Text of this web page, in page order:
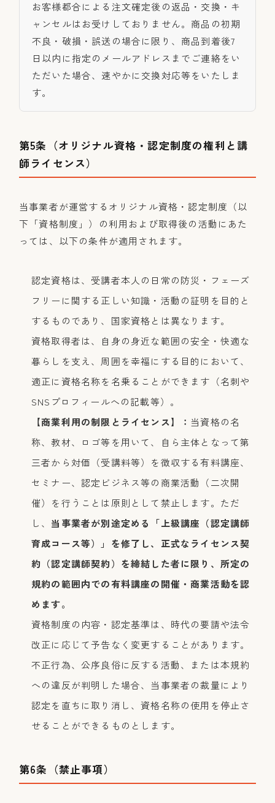
お客様都合による注文確定後の返品・交換・キ
ャンセルはお受けしておりません。商品の初期
不良・破損・誤送の場合に限り、商品到着後7
日以内に指定のメールアドレスまでご連絡をい
ただいた場合、速やかに交換対応等をいたしま
す。
第5条（オリジナル資格・認定制度の権利と講
師ライセンス）
当事業者が運営するオリジナル資格・認定制度（以
下「資格制度」）の利用および取得後の活動にあた
っては、以下の条件が適用されます。
認定資格は、受講者本人の日常の防災・フェーズ
フリーに関する正しい知識・活動の証明を目的と
するものであり、国家資格とは異なります。
資格取得者は、自身の身近な範囲の安全・快適な
暮らしを支え、周囲を幸福にする目的において、
適正に資格名称を名乗ることができます（名刺や
SNSプロフィールへの記載等）。
【商業利用の制限とライセンス】： 当資格の名
称、教材、ロゴ等を用いて、自ら主体となって第
三者から対価（受講料等）を徴収する有料講座、
セミナー、認定ビジネス等の商業活動（二次開
催）を行うことは原則として禁止します。ただ
し、 当事業者が別途定める「上級講座（認定講師
育成コース等）」を修了し、正式なライセンス契
約（認定講師契約）を締結した者に限り、所定の
規約の範囲内での有料講座の開催・商業活動を認
めます。
資格制度の内容・認定基準は、時代の要請や法令
改正に応じて予告なく変更することがあります。
不正行為、公序良俗に反する活動、または本規約
への違反が判明した場合、当事業者の裁量により
認定を直ちに取り消し、資格名称の使用を停止さ
せることができるものとします。
第6条（禁止事項）